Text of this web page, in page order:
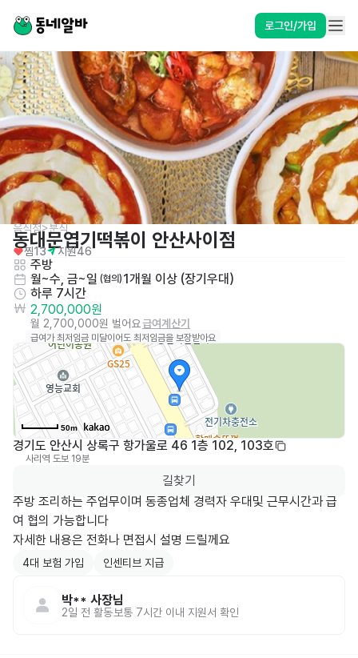
로그인/가입
음식점>분식
동대문엽기떡볶이 안산사이점
찜13 지원46
주방
월~수, 금~일 (협의) 1개월 이상 (장기우대)
하루 7시간
2,700,000원
월 2,700,000원 벌어요급여계산기
급여가 최저임금 미달이어도 최저임금을 보장받아요
50m
경기도 안산시 상록구 항가울로 46 1층 102, 103호
사리역 도보 19분
길찾기
주방 조리하는 주업무이며 동종업체 경력자 우대및 근무시간과 급
여 협의 가능합니다
자세한 내용은 전화나 면접시 설명 드릴께요
4대 보험 가입 인센티브 지급
박** 사장님
2일 전 활동보통 7시간 이내 지원서 확인